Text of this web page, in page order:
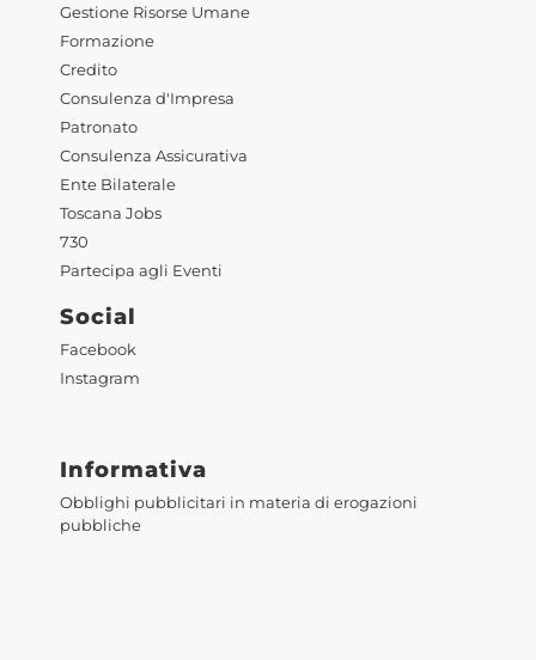
Gestione Risorse Umane
Formazione
Credito
Consulenza d'Impresa
Patronato
Consulenza Assicurativa
Ente Bilaterale
Toscana Jobs
730
Partecipa agli Eventi
Social
Facebook
Instagram
Informativa
Obblighi pubblicitari in materia di erogazioni
pubbliche